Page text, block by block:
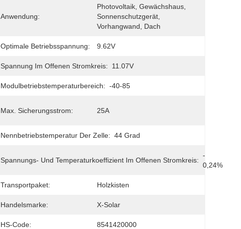
Anwendung:
Photovoltaik, Gewächshaus,
Sonnenschutzgerät,
Vorhangwand, Dach
Optimale Betriebsspannung: 9.62V
Spannung Im Offenen Stromkreis: 11.07V
Modulbetriebstemperaturbereich: -40-85
Max. Sicherungsstrom: 25A
Nennbetriebstemperatur Der Zelle: 44 Grad
Spannungs- Und Temperaturkoeffizient Im Offenen Stromkreis:
-
0,24%
Transportpaket: Holzkisten
Handelsmarke: X-Solar
HS-Code: 8541420000